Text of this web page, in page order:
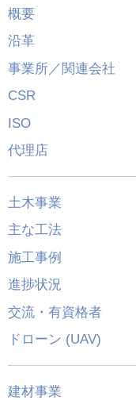
概要
沿革
事業所／関連会社
CSR
ISO
代理店
土木事業
主な工法
施工事例
進捗状況
交流・有資格者
ドローン (UAV)
建材事業